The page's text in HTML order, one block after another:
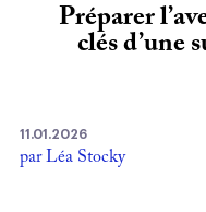
Préparer
clés d’une
11.01.2026
par Léa Stocky